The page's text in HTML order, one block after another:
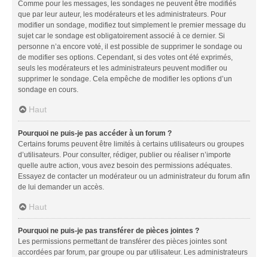
Comme pour les messages, les sondages ne peuvent être modifiés
que par leur auteur, les modérateurs et les administrateurs. Pour
modifier un sondage, modifiez tout simplement le premier message du
sujet car le sondage est obligatoirement associé à ce dernier. Si
personne n’a encore voté, il est possible de supprimer le sondage ou
de modifier ses options. Cependant, si des votes ont été exprimés,
seuls les modérateurs et les administrateurs peuvent modifier ou
supprimer le sondage. Cela empêche de modifier les options d’un
sondage en cours.
Haut
Pourquoi ne puis-je pas accéder à un forum ?
Certains forums peuvent être limités à certains utilisateurs ou groupes
d’utilisateurs. Pour consulter, rédiger, publier ou réaliser n’importe
quelle autre action, vous avez besoin des permissions adéquates.
Essayez de contacter un modérateur ou un administrateur du forum afin
de lui demander un accès.
Haut
Pourquoi ne puis-je pas transférer de pièces jointes ?
Les permissions permettant de transférer des pièces jointes sont
accordées par forum, par groupe ou par utilisateur. Les administrateurs